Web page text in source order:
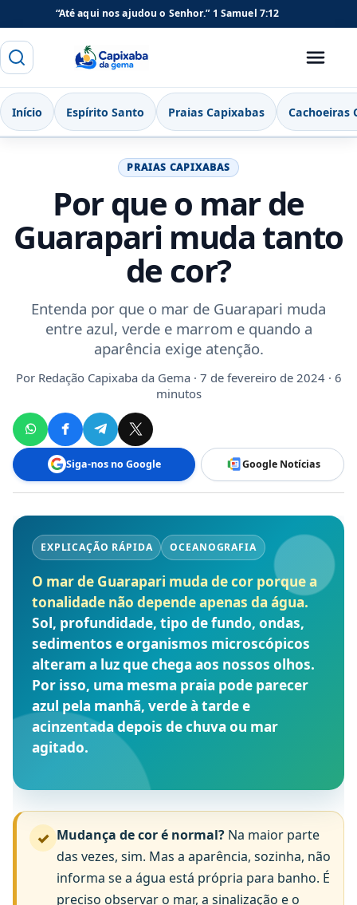
“Até aqui nos ajudou o Senhor.” 1 Samuel 7:12
Buscar
Menu
Início Espírito Santo Praias Capixabas Cachoeiras
PRAIAS CAPIXABAS
Por que o mar de
Guarapari muda tanto
de cor?
Entenda por que o mar de Guarapari muda
entre azul, verde e marrom e quando a
aparência exige atenção.
Por Redação Capixaba da Gema· 7 de fevereiro de 2024 · 6
minutos
Siga-nos no Google Google Notícias
EXPLICAÇÃO RÁPIDA OCEANOGRAFIA
O mar de Guarapari muda de cor porque a
tonalidade não depende apenas da água.
Sol, profundidade, tipo de fundo, ondas,
sedimentos e organismos microscópicos
alteram a luz que chega aos nossos olhos.
Por isso, uma mesma praia pode parecer
azul pela manhã, verde à tarde e
acinzentada depois de chuva ou mar
agitado.
✓ Mudança de cor é normal? Na maior parte
das vezes, sim. Mas a aparência, sozinha, não
informa se a água está própria para banho. É
preciso observar o mar, a sinalização e o